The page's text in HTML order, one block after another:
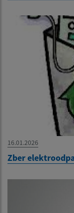
16.01.2026
Zber